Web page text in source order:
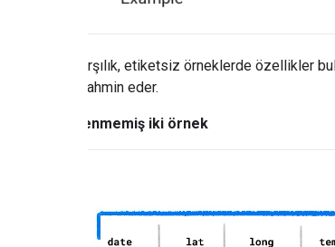
Buna karşılık, etiketsiz örneklerde özellikler
etiketi tahmin eder.
Etiketlenmemiş iki örnek